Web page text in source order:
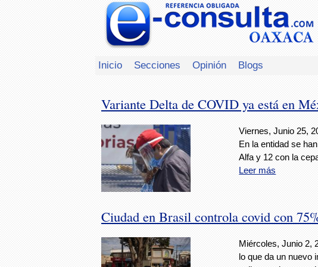
Inicio Secciones Opinión Blogs
Variante Delta de COVID ya está en
Viernes, Junio 25,
En la entidad se
Alfa y 12 con la
Leer más
Ciudad en Brasil controla covid con
Miércoles, Junio 2,
lo que da un nuevo